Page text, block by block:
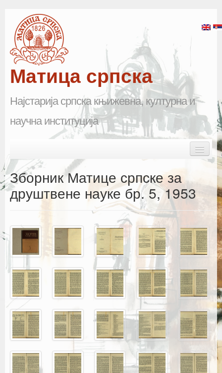
Матица српска
Најстарија српска књижевна, културна и
научна институција
Почетна
Матица српска
Каталог издања
Летопис Матице српске
Гласник Матице српске
Е–издања
Најаве
Зборник Матице српске за
друштвене науке бр. 5, 1953